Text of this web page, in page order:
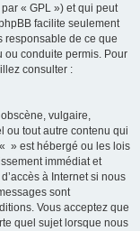
« GPL ») et qui peut
facilite seulement
responsable de ce que
ou conduite permis. Pour
consulter :
vulgaire,
ou tout autre contenu qui
» est hébergé ou les lois
immédiat et
à Internet si nous
sont
Vous acceptez que
quel sujet lorsque nous